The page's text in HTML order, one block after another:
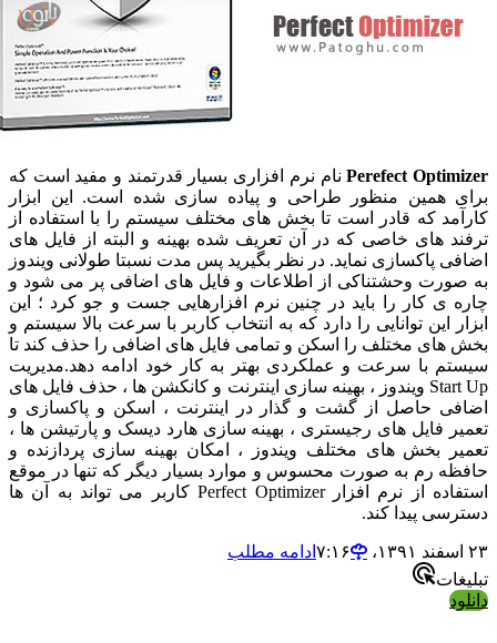
Perefectنام نرم افزاری بسیار قدرتمند و مفید است که
همین منظور طراحی و پیاده سازی شده است. این ابزار
که قادر است تا بخش های مختلف سیستم را با استفاده از
های خاصی که در آن تعریف شده بهینه و البته از فایل های
پاکسازی نماید. در نظر بگیرید پس مدت نسبتا طولانی ویندوز
وحشتناکی از اطلاعات و فایل های اضافی پر می شود و
ی کار را باید در چنین نرم افزارهایی جست و جو کرد ؛ این
این توانایی را دارد که به انتخاب کاربر با سرعت بالا سیستم و
مختلف را اسکن و تمامی فایل های اضافی را حذف کند تا
با سرعت و عملکردی بهتر به کار خود ادامه دهد.مدیریت
Start Up ویندوز ، بهینه سازی اینترنت و کانکشن ها ، حذف فایل های
حاصل از گشت و گذار در اینترنت ، اسکن و پاکسازی و
فایل های رجیستری ، بهینه سازی هارد دیسک و پارتیشن ها ،
بخش های مختلف ویندوز ، امکان بهینه سازی پردازنده و
رم به صورت محسوس و موارد بسیار دیگر که تنها در موقع
استفاده از نرم افزار Perfect Optimizer کاربر می تواند به آن ها
پیدا کند.
ادامه مطلب